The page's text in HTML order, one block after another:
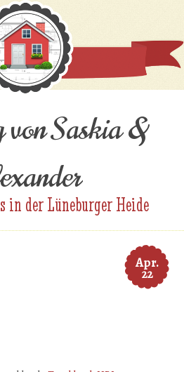
Saskia &
in der Lüneburger Heide
Apr.
22